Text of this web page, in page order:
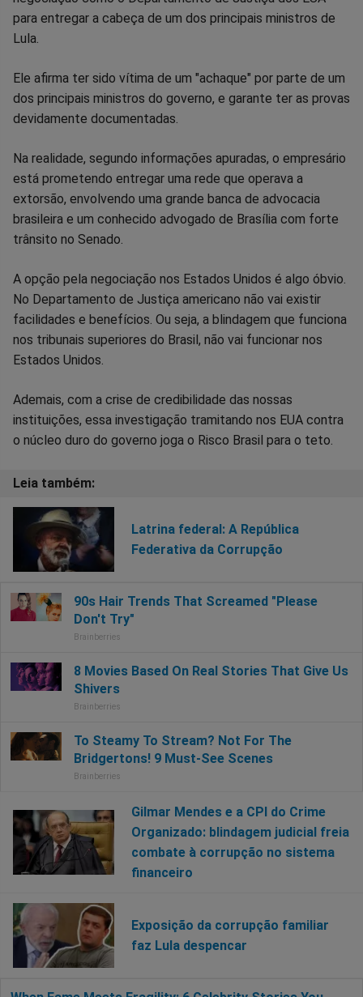
no
no
no
no
no
no
para entregar a cabeça de um dos principais ministros de
Lula.
Ele afirma ter sido vítima de um "achaque" por parte de um
dos principais ministros do governo, e garante ter as provas
devidamente documentadas.
Na realidade, segundo informações apuradas, o empresário
está prometendo entregar uma rede que operava a
extorsão, envolvendo uma grande banca de advocacia
brasileira e um conhecido advogado de Brasília com forte
trânsito no Senado.
A opção pela negociação nos Estados Unidos é algo óbvio.
No Departamento de Justiça americano não vai existir
facilidades e benefícios. Ou seja, a blindagem que funciona
nos tribunais superiores do Brasil, não vai funcionar nos
Estados Unidos.
Ademais, com a crise de credibilidade das nossas
instituições, essa investigação tramitando nos EUA contra
o núcleo duro do governo joga o Risco Brasil para o teto.
Latrina federal: A República
Federativa da Corrupção
Gilmar Mendes e a CPI do Crime
Organizado: blindagem judicial freia
combate à corrupção no sistema
financeiro
Exposição da corrupção familiar
faz Lula despencar